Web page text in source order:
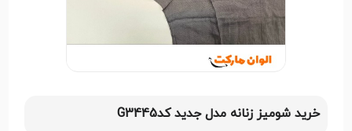
خرید شومیز زنانه مدل جدید کدG3445